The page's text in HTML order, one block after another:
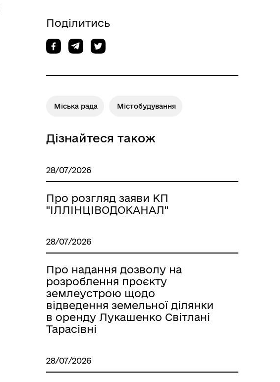
Поділитись
Міська рада Містобудування
Дізнайтеся також
28/07/2026
Про розгляд заяви КП
"ІЛЛІНЦІВОДОКАНАЛ"
28/07/2026
Про надання дозволу на
розроблення проєкту
землеустрою щодо
відведення земельної ділянки
в оренду Лукашенко Світлані
Тарасівні
28/07/2026